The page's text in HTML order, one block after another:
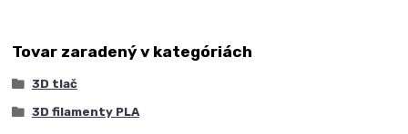
Tovar zaradený v kategóriách
3D tlač
3D filamenty PLA